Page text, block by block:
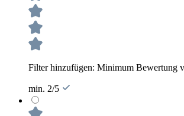
Filter hinzufügen: Minimum Bewertung
min. 2/5